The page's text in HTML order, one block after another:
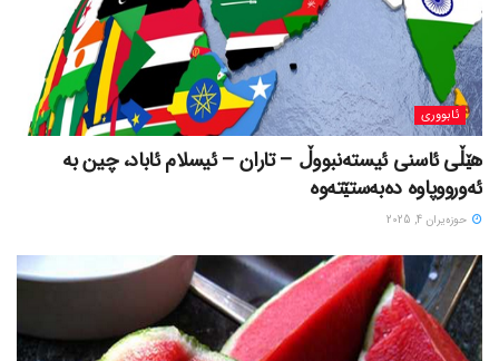
ئابووری
هێڵی ئاسنی ئیستەنبووڵ – تاران – ئیسلام ئاباد، چین بە
ئەورووپاوە دەبەستێتەوە
حوزه‌یران 4, 2025